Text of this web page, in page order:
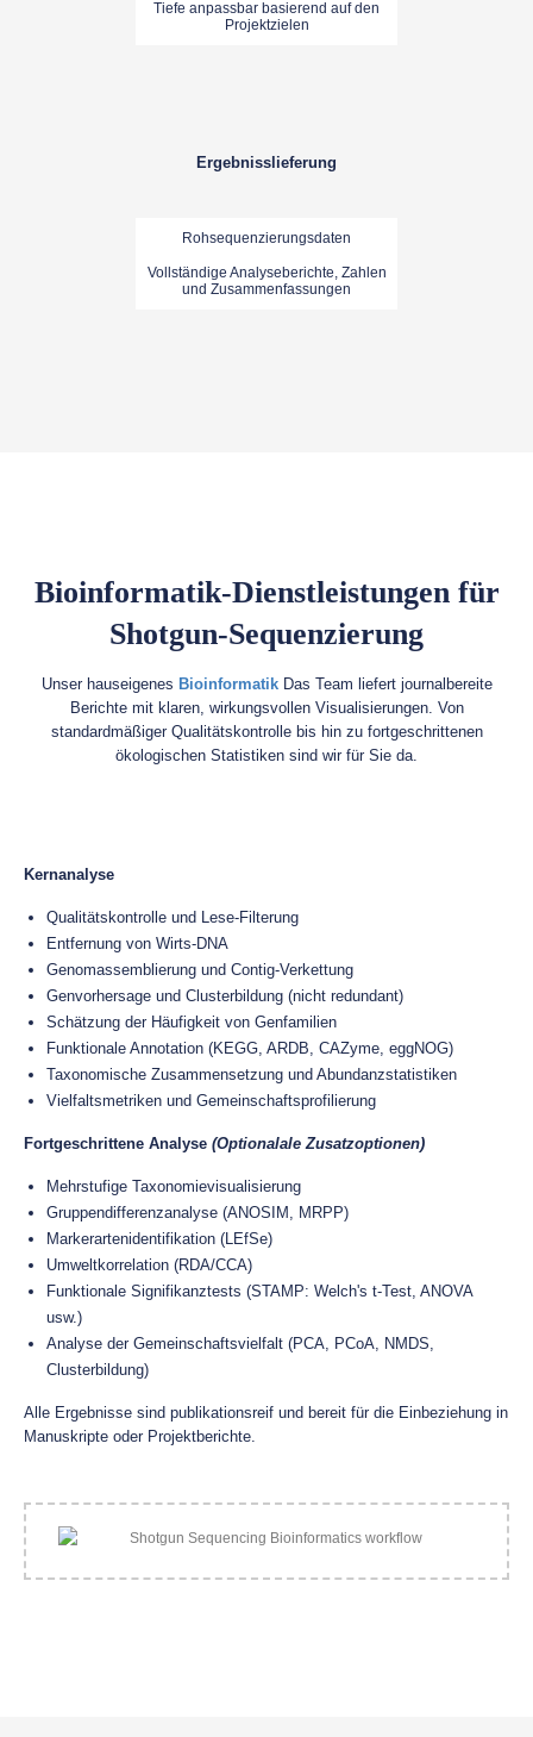
Tiefe anpassbar basierend auf den
Projektzielen
Ergebnisslieferung
Rohsequenzierungsdaten
Vollständige Analyseberichte, Zahlen
und Zusammenfassungen
Bioinformatik-Dienstleistungen für
Shotgun-Sequenzierung
Unser hauseigenes BioinformatikDas Team liefert journalbereite
Berichte mit klaren, wirkungsvollen Visualisierungen. Von
standardmäßiger Qualitätskontrolle bis hin zu fortgeschrittenen
ökologischen Statistiken sind wir für Sie da.
Kernanalyse
Qualitätskontrolle und Lese-Filterung
Entfernung von Wirts-DNA
Genomassemblierung und Contig-Verkettung
Genvorhersage und Clusterbildung (nicht redundant)
Schätzung der Häufigkeit von Genfamilien
Funktionale Annotation (KEGG, ARDB, CAZyme, eggNOG)
Taxonomische Zusammensetzung und Abundanzstatistiken
Vielfaltsmetriken und Gemeinschaftsprofilierung
Fortgeschrittene Analyse (Optionalale Zusatzoptionen)
Mehrstufige Taxonomievisualisierung
Gruppendifferenzanalyse (ANOSIM, MRPP)
Markerartenidentifikation (LEfSe)
Umweltkorrelation (RDA/CCA)
Funktionale Signifikanztests (STAMP: Welch's t-Test, ANOVA
usw.)
Analyse der Gemeinschaftsvielfalt (PCA, PCoA, NMDS,
Clusterbildung)
Alle Ergebnisse sind publikationsreif und bereit für die Einbeziehung in
Manuskripte oder Projektberichte.